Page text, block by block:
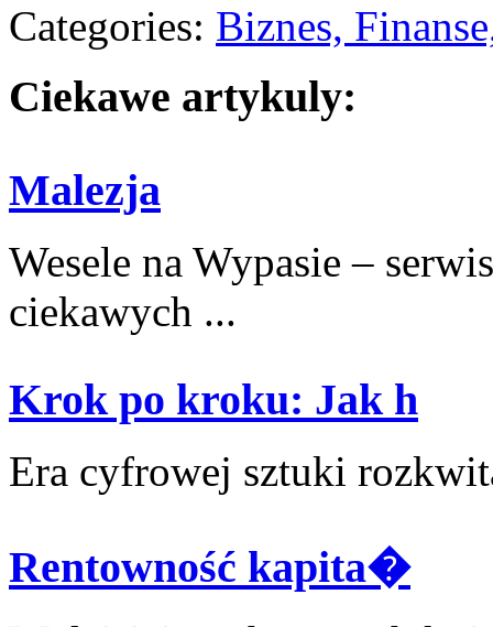
Categories: Biznes,
Ciekawe artykuly:
Malezja
Wesele na Wypasie –
ciekawych ...
Krok po kroku: Jak h
Era cyfrowej sztuki​
Rentowność kapita�